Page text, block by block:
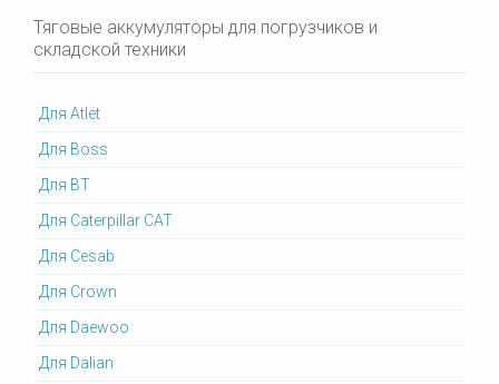
Тяговые аккумуляторы для погрузчиков и
складской техники
Для Atlet
Для Boss
Для BT
Для Caterpillar CAT
Для Cesab
Для Crown
Для Daewoo
Для Dalian